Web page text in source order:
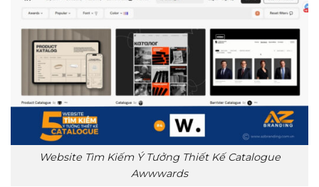
Website Tìm Kiếm Ý Tưởng Thiết Kế Catalogue
Awwwards